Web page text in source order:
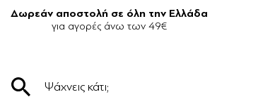
Δωρεάν αποστολή σε όλη την Ελλάδα
για αγορές άνω των 49€